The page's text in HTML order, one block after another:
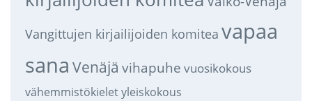
Vangittujen kirjailijoiden komitea vapaa
sana Venäjä vihapuhe vuosikokous
vähemmistökieletyleiskokous